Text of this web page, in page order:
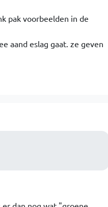
pak voorbeelden in de
aand eslag gaat. ze geven